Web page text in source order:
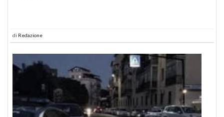
di Redazione